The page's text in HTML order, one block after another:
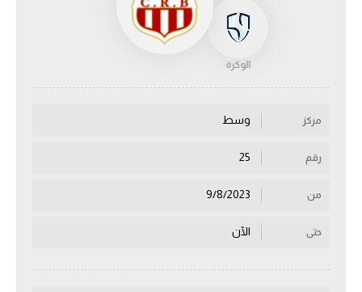
دوري أبطال إفريقيا
أقسام
الوكرة
مركز وسط
رقم
من
حتى الآن